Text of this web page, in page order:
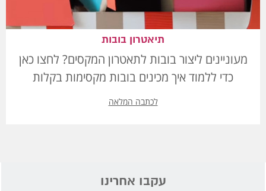
תיאטרון בובות
מעוניינים ליצור בובות לתאטרון המקסים? לחצו כאן
כדי ללמוד איך מכינים בובות מקסימות בקלות
לכתבה המלאה